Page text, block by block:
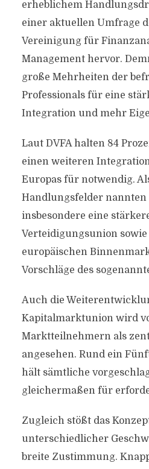
erheblichem
einer aktuellen Umfrage
Vereinigung für
Management hervor.
große Mehrheiten der
Professionals für eine
Integration und mehr
Laut DVFA halten 84
einen weiteren
Europas für notwendig.
Handlungsfelder nannten
insbesondere eine
Verteidigungsunion sowie
europäischen
Vorschläge des
Auch die
Kapitalmarktunion wird
Marktteilnehmern als
angesehen. Rund ein
hält sämtliche
gleichermaßen für
Zugleich stößt das
unterschiedlicher
breite Zustimmung.